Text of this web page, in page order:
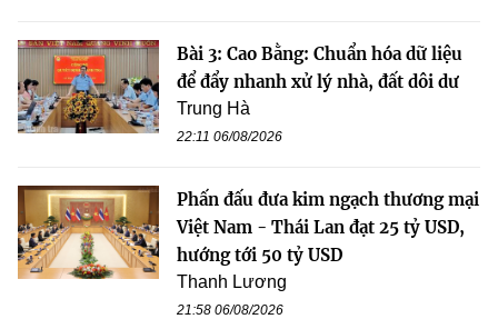
Bài 3: Cao Bằng: Chuẩn hóa dữ liệu
để đẩy nhanh xử lý nhà, đất dôi dư
Trung Hà
22:11 06/08/2026
Phấn đấu đưa kim ngạch thương mại
Việt Nam - Thái Lan đạt 25 tỷ USD,
hướng tới 50 tỷ USD
Thanh Lương
21:58 06/08/2026